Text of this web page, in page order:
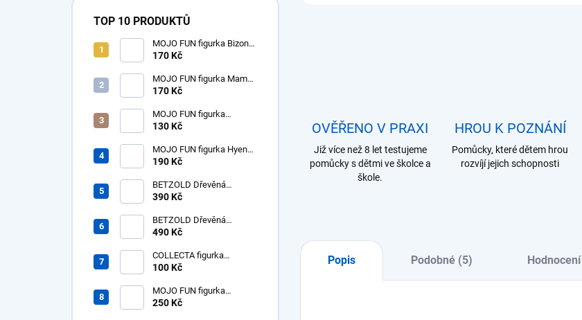
TOP 10 PRODUKTŮ
MOJO FUN figurka Bizon
americký samice
170 Kč
MOJO FUN figurka Mamut
mládě
170 Kč
MOJO FUN figurka
dinosaurus Tyrannosaurus
130 Kč
MOJO FUN figurka Hyena
prehistorická - Hyaenodon
190 Kč
BETZOLD Dřevěná
desítková soustava - tisíc -
390 Kč
BETZOLD Dřevěná
desítková soustava -
490 Kč
COLLECTA figurka
dinosaurus Tyrannosaurus
100 Kč
MOJO FUN figurka
Nosorožec prehistorický
250 Kč
OVĚŘENO V PRAXI
Již více než 8 let testujeme
pomůcky s dětmi ve školce a
škole.
HROU K POZNÁNÍ
Pomůcky, které dětem hrou
rozvíjí jejich schopnosti
Popis Podobné (5) Hodnocení